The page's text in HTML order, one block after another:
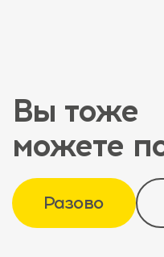
Вы тоже
можете
Разово